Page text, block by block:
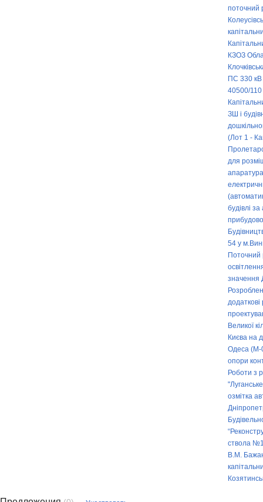
поточний
КЗОЗ
ПС 330 кВ
40500/
ЗШ і
(Лот 1 -
для
будівлі
54 у
Поточний
значення
Великої
Києва на
Одеса (М-
опори
Роботи з
озмітка
ствола
В.М.